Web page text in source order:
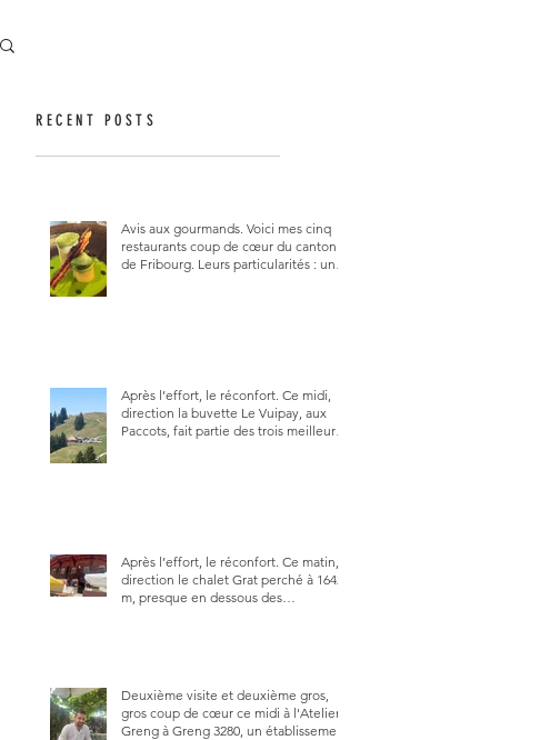
RECENT POSTS
Avis aux gourmands. Voici mes cinq
restaurants coup de cœur du canton
de Fribourg. Leurs particularités : un
Après l’effort, le réconfort. Ce midi,
direction la buvette Le Vuipay, aux
Paccots, fait partie des trois meilleures
Après l’effort, le réconfort. Ce matin,
direction le chalet Grat perché à 1642
m, presque en dessous des
Deuxième visite et deuxième gros,
gros coup de cœur ce midi à l'Atelier
Greng à Greng 3280, un établissement